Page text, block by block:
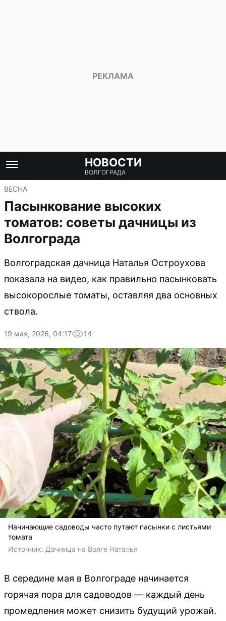
НОВОСТИ
ВОЛГОГРАДА
ВЕСНА
Пасынкование высоких
томатов: советы дачницы из
Волгограда
Волгоградская дачница Наталья Остроухова
показала на видео, как правильно пасынковать
высокорослые томаты, оставляя два основных
ствола.
19 мая, 2026, 04:17 14
Начинающие садоводы часто путают пасынки с листьями
томата
Источник: Дачница на Волге Наталья
В середине мая в Волгограде начинается
горячая пора для садоводов — каждый день
промедления может снизить будущий урожай.